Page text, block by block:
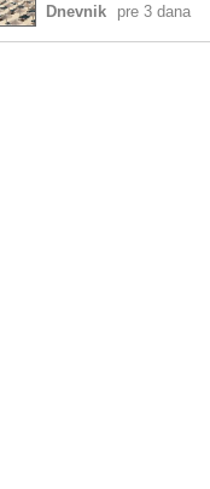
Dnevnik pre 3 dana